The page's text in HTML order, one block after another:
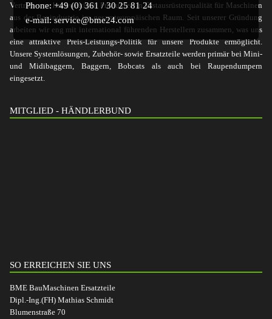
Phone: +49 (0) 361 / 30 25 81 24
e-mail: service@bme24.com
Vertrieb von hochwertigen Produkten in Erstausrüsterqualität für Maschinen
aus der Bauindustrie im gesamteuropäischen Raum. Seit unserer Gründung
arbeiten wir eng mit international führenden Herstellern zusammen, was uns
eine attraktive Preis-Leistungs-Politik für unsere Produkte ermöglicht.
Unsere Systemlösungen, Zubehör- sowie Ersatzteile werden primär bei Mini-
und Midibaggern, Baggern, Bobcats als auch bei Raupendumpern
eingesetzt.
MITGLIED - HÄNDLERBUND
SO ERREICHEN SIE UNS
BME BauMaschinen Ersatzteile
Dipl.-Ing.(FH) Mathias Schmidt
Blumenstraße 70